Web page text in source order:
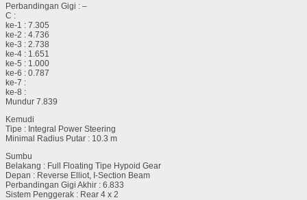
Perbandingan Gigi : –
C :
ke-1 : 7.305
ke-2 : 4.736
ke-3 : 2.738
ke-4 : 1.651
ke-5 : 1.000
ke-6 : 0.787
ke-7 :
ke-8 :
Mundur 7.839
Kemudi
Tipe : Integral Power Steering
Minimal Radius Putar : 10.3 m
Sumbu
Belakang : Full Floating Tipe Hypoid Gear
Depan : Reverse Elliot, I-Section Beam
Perbandingan Gigi Akhir : 6.833
Sistem Penggerak : Rear 4 x 2